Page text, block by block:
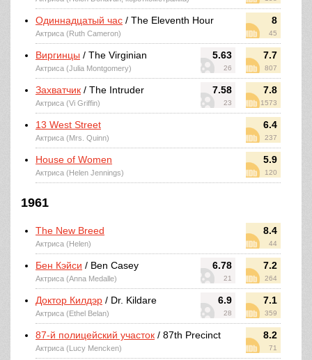
8
45
Одиннадцатый час / The Eleventh Hour
Актриса (Ruth Cameron)
5.63
26
7.7
807
Виргинцы / The Virginian
Актриса (Julia Montgomery)
7.58
23
7.8
1573
Захватчик / The Intruder
Актриса (Vi Griffin)
6.4
237
13 West Street
Актриса (Mrs. Quinn)
5.9
120
House of Women
Актриса (Helen Jennings)
1961
8.4
44
The New Breed
Актриса (Helen)
6.78
21
7.2
264
Бен Кэйси / Ben Casey
Актриса (Anna Medalle)
6.9
28
7.1
359
Доктор Килдэр / Dr. Kildare
Актриса (Ethel Belan)
8.2
71
87-й полицейский участок / 87th Precinct
Актриса (Lucy Mencken)